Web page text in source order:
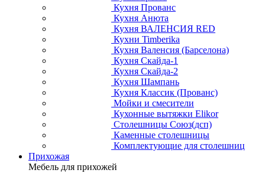
Кухня Прованс
Кухня Анюта
Кухня ВАЛЕНСИЯ RED
Кухни Timberika
Кухня Валенсия (Барселона)
Кухня Скайда-1
Кухня Скайда-2
Кухня Шампань
Кухня Классик (Прованс)
Мойки и смесители
Кухонные вытяжки Elikor
Столешницы Союз(дсп)
Каменные столешницы
Комплектующие для столешниц
Прихожая
Мебель для прихожей